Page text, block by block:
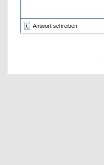
Antwort schreiben